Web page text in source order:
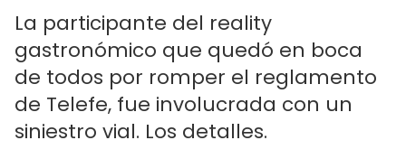
La participante del reality
gastronómico que quedó en boca
de todos por romper el reglamento
de Telefe, fue involucrada con un
siniestro vial. Los detalles.